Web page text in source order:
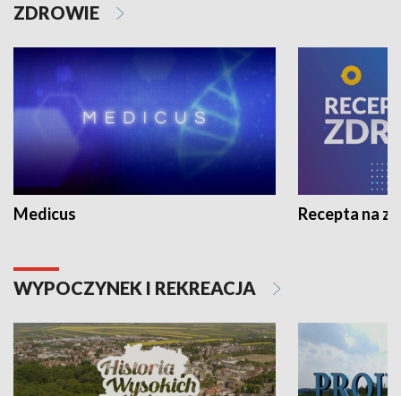
ZDROWIE
Medicus Recepta na
WYPOCZYNEK I REKREACJA